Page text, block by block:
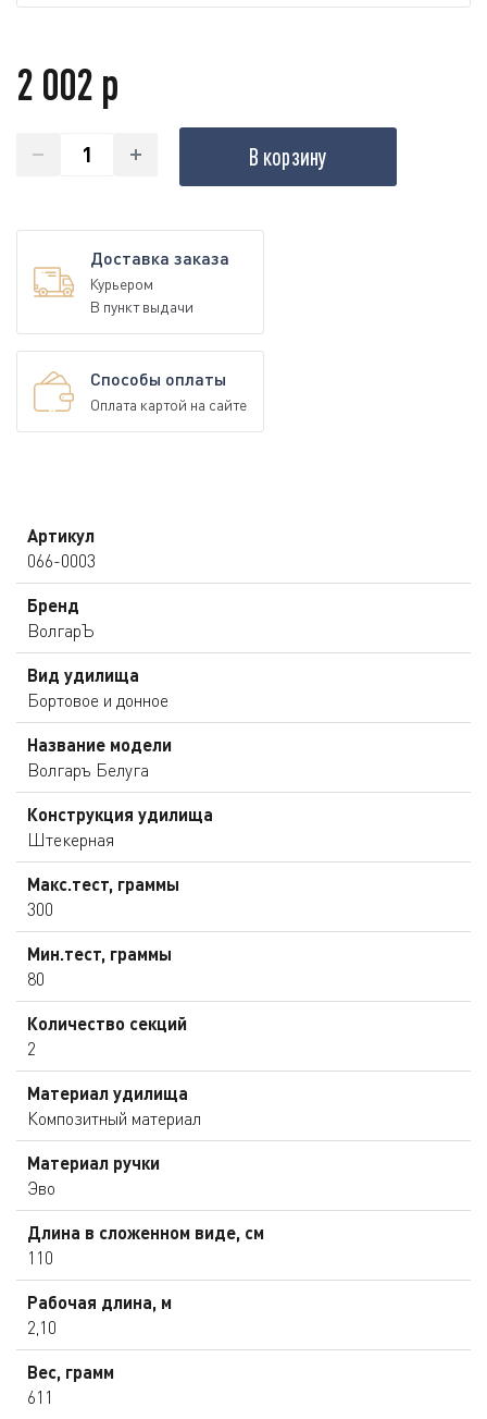
2 002 р
В корзину
Доставка заказа
Курьером
В пункт выдачи
Способы оплаты
Оплата картой на сайте
Артикул
066-0003
Бренд
ВолгарЪ
Вид удилища
Бортовое и донное
Название модели
Волгаръ Белуга
Конструкция удилища
Штекерная
Макс.тест, граммы
300
Мин.тест, граммы
80
Количество секций
2
Материал удилища
Композитный материал
Материал ручки
Эво
Длина в сложенном виде, см
110
Рабочая длина, м
2,10
Вес, грамм
611